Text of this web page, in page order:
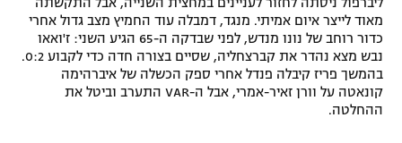
תקנון פעילות ספורט 1
רשיון להקרנה פומבית לבית עסק
הצטרפות לחבילת הערוצים
ליברפול ניסתה לחזור לעניינים במחצית השנייה, אבל התקשתה
מאוד לייצר איום אמיתי. מנגד, דמבלה עוד החמיץ מצב גדול אחרי
כדור רוחב של נונו מנדש, לפני שבדקה ה-65 הגיע השני: ז'ואאו
נבש מצא נהדר את קברצחליה, שסיים בצורה חדה כדי לקבוע 0:2.
בהמשך פריז קיבלה פנדל אחרי ספק הכשלה של איברהימה
קונאטה על וורן זאיר-אמרי, אבל ה-VAR התערב וביטל את
ההחלטה.